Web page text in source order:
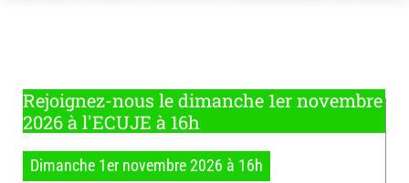
Rejoignez-nous le dimanche 1er novembre
2026 à l'ECUJE à 16h
Dimanche 1er novembre 2026 à 16h